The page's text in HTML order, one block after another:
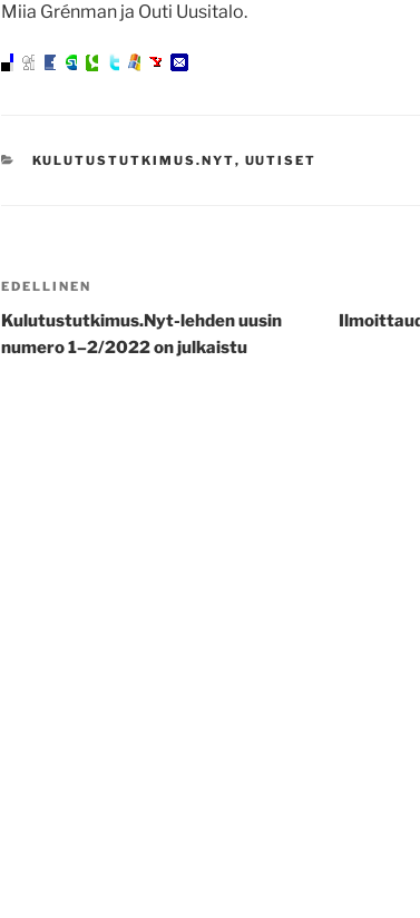
Miia Grénman ja Outi Uusitalo.
KATEGORIAT
KULUTUSTUTKIMUS.NYT, UUTISET
Artikkelien
selaus
Edellinen
artikkeli
EDELLINEN
Kulutustutkimus.Nyt-lehden uusin
numero 1–2/2022 on julkaistu